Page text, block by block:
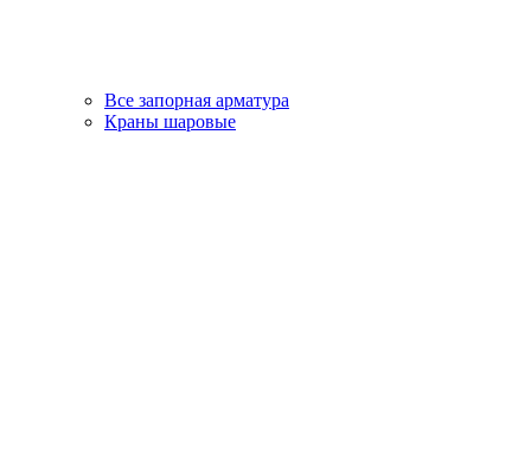
Все запорная арматура
Краны шаровые